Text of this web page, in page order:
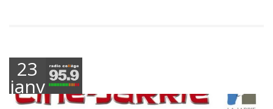
23
janvier
2019